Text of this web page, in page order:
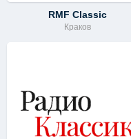
RMF Classic
Краков